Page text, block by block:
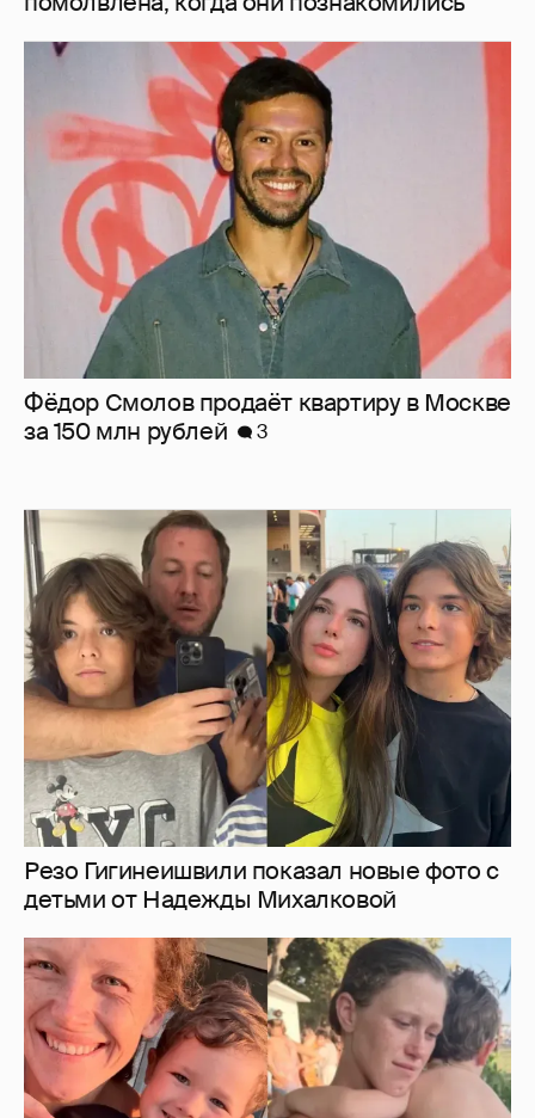
Фёдор Смолов продаёт квартиру в Москве
за 150 млн рублей
3
Резо Гигинеишвили показал новые фото с
детьми от Надежды Михалковой
"Не люблю маму. Мама вонючая". Варвара
Шмыкова призналась, что её трёхлетний
сын отдалился от неё
20